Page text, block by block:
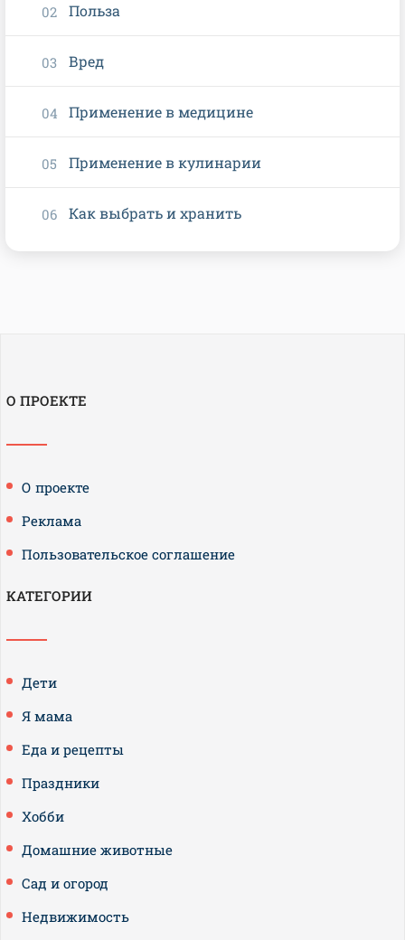
Польза
Вред
Применение в медицине
Применение в кулинарии
Как выбрать и хранить
О ПРОЕКТЕ
О проекте
Реклама
Пользовательское соглашение
КАТЕГОРИИ
Дети
Я мама
Еда и рецепты
Праздники
Хобби
Домашние животные
Сад и огород
Недвижимость